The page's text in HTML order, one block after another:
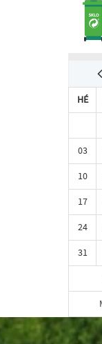
HÉ
03
10
17
24
31